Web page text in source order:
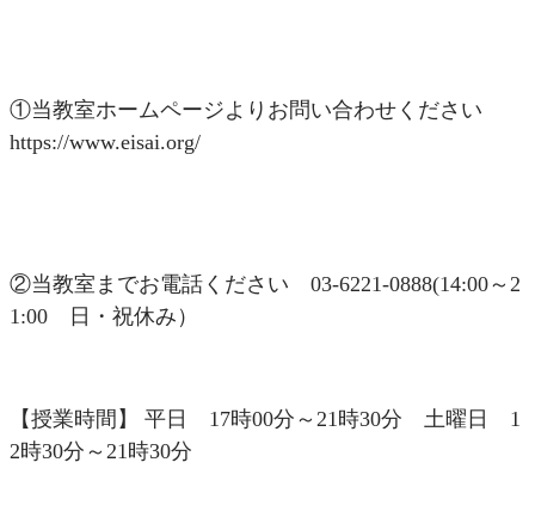
①当教室ホームページよりお問い合わせください
https://www.eisai.org/
②当教室までお電話ください 03-6221-0888(14:00～2
1:00 日・祝休み）
【授業時間】 平日 17時00分～21時30分 土曜日 1
2時30分～21時30分